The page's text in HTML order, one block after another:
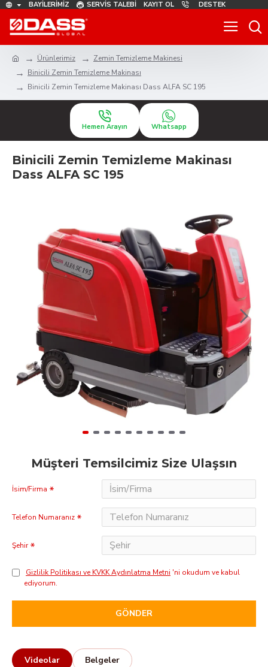
BAYILERIMIZ SERVIS TALEBI KAYIT OL DESTEK
Ürünlerimiz
Zemin Temizleme Makinesi
Binicili Zemin Temizleme Makinası
Binicili Zemin Temizleme Makinası Dass ALFA SC 195
Hemen Arayın Whatsapp
Binicili Zemin Temizleme Makinası
Dass ALFA SC 195
Müşteri Temsilcimiz Size Ulaşsın
İsim/Firma
Telefon Numaranız
Şehir
Gizlilik Politikası ve KVKK Aydınlatma Metni 'ni okudum ve kabul
ediyorum.
GÖNDER
Videolar Belgeler